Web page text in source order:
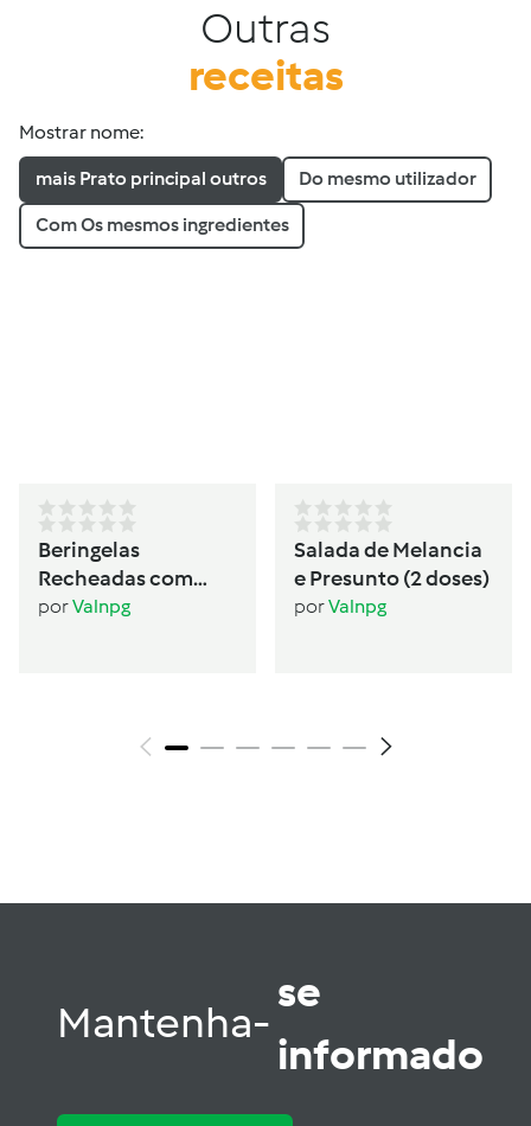
Outras
receitas
Mostrar nome:
mais Prato principal outros Do mesmo utilizador
Com Os mesmos ingredientes
Beringelas
Recheadas com
Seitan (2 pessoas)
porValnpg
Salada de Melancia
e Presunto (2 doses)
porValnpg
Mantenha-
se
informado